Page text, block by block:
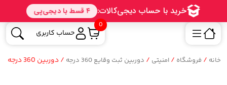
0
حساب کاربری
خانه / فروشگاه / امنیتی / دوربین ثبت وقایع 360 درجه / دوربین 360 درجه خودرو نویمتا